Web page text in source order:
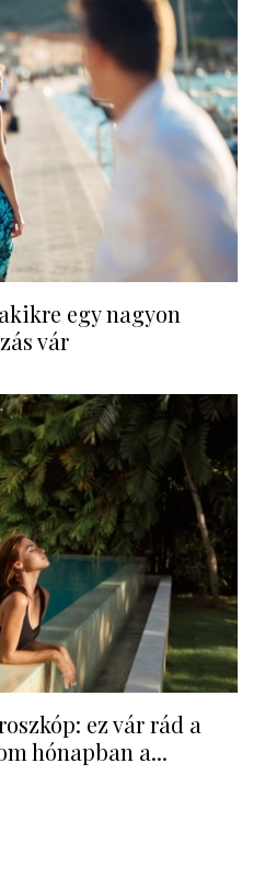
egy nagyon
vár
ez vár rád a
hónapban a...